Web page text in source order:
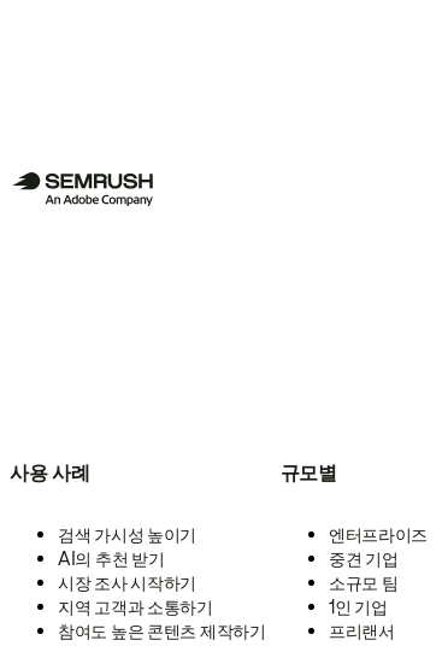
사용 사례
검색 가시성 높이기
AI의 추천 받기
시장 조사 시작하기
지역 고객과 소통하기
참여도 높은 콘텐츠 제작하기
규모별
엔터프라이즈
중견 기업
소규모 팀
1인 기업
프리랜서